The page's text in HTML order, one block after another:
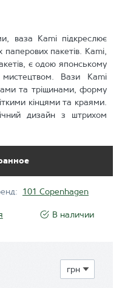
ваза Kami підкреслює
паперових пакетів. Kami,
є одою японському
Вази Kami
та тріщинами, форму
кінцями та краями.
дизайн з штрихом
101 Copenhagen
В наличии